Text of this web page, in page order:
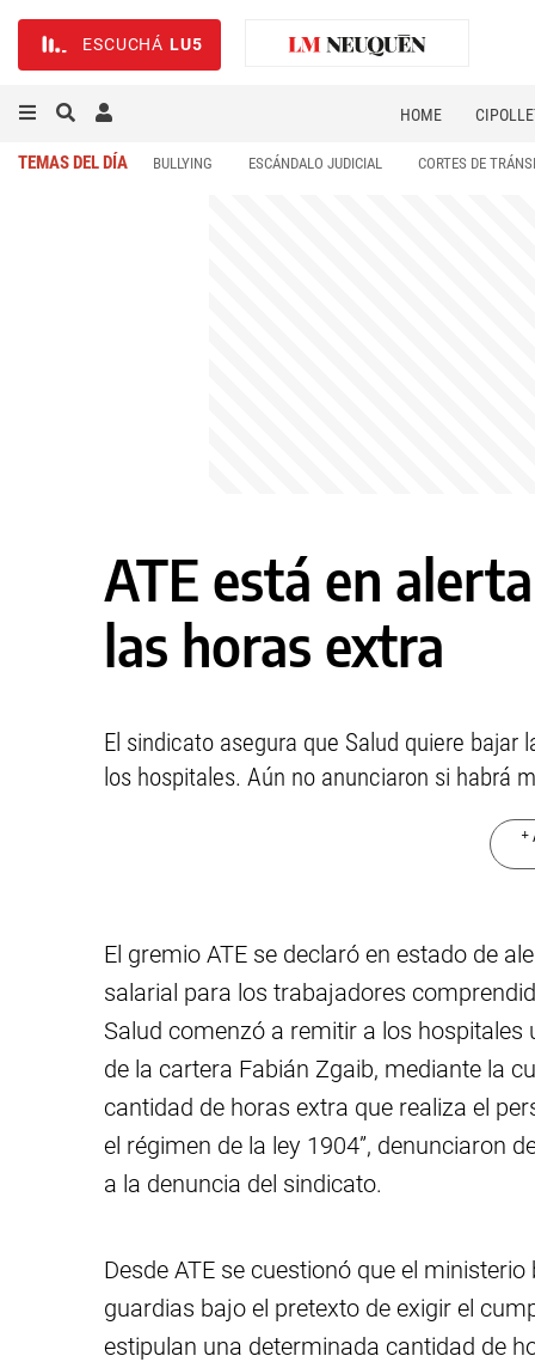
ESCUCHÁ LU5
HOME
TEMAS DEL DÍA BULLYING ESCÁNDALO JUDICIAL CORTES DE
ATE está en
las horas extra
El sindicato asegura que Salud quiere bajar
los hospitales. Aún no anunciaron si habrá
+
El gremio ATE se declaró en estado de
salarial para los trabajadores
Salud comenzó a remitir a los
de la cartera Fabián Zgaib, mediante la
cantidad de horas extra que realiza el
el régimen de la ley 1904”, denunciaron
a la denuncia del sindicato.
Desde ATE se cuestionó que el
guardias bajo el pretexto de exigir el
estipulan una determinada cantidad de